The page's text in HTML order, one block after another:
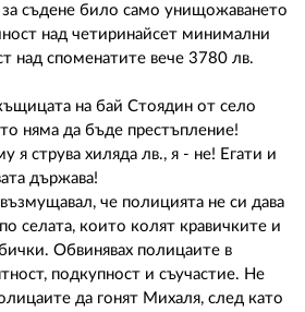
съдене било само унищожаването
над четиринайсет минимални
над споменатите вече 3780 лв.
на бай Стоядин от село
няма да бъде престъпление!
я струва хиляда лв., я - не! Егати и
държава!
че полицията не си дава
селата, които колят кравичките и
Обвинявах полицаите в
подкупност и съучастие. Не
да гонят Михаля, след като
АБОНАМЕНТ
УСЛОВИЯ ЗА ПОЛЗВАНЕ
ПОЛИТИКА ЗА БИСКВИТКИТЕ
ПОЛИТИКАТА ЗА
ПОВЕРИТЕЛНОСТ
02 975 20 35